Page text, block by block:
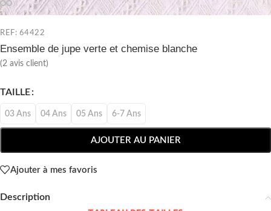
REF: 64422
Ensemble de jupe verte et chemise blanche
(2 avis client)
TAILLE
03 Ans 04 Ans 05 Ans 6-7 Ans
AJOUTER AU PANIER
Ajouter à mes favoris
Description